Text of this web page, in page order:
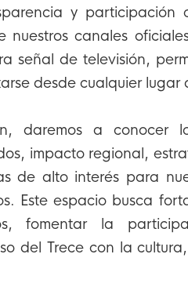
y participación
canales
señal de televisión,
desde cualquier lugar
daremos a conocer
impacto regional,
de alto interés para
Este espacio busca
fomentar la
del Trece con la